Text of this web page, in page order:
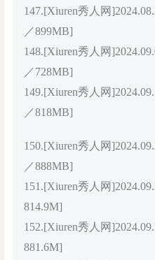
147.[Xiuren秀人网
／899MB]
148.[Xiuren秀人网
／728MB]
149.[Xiuren秀人网
／818MB]
150.[Xiuren秀人网
／888MB]
151.[Xiuren秀人网
814.9M]
152.[Xiuren秀人网
881.6M]